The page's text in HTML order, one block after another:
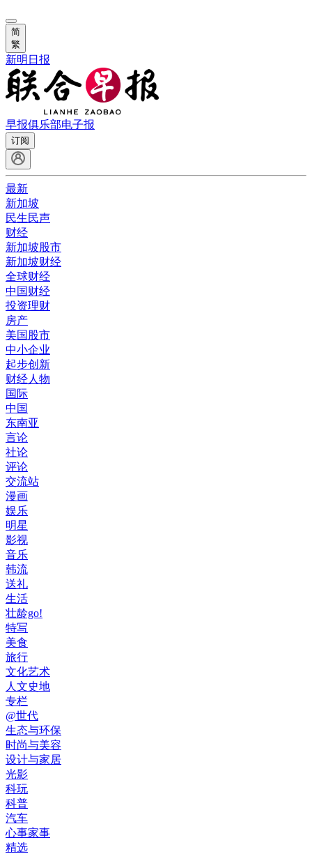
简
繁
新明日报
早报俱乐部电子报
订阅
最新
新加坡
民生民声
财经
新加坡股市
新加坡财经
全球财经
中国财经
投资理财
房产
美国股市
中小企业
起步创新
财经人物
国际
中国
东南亚
言论
社论
评论
交流站
漫画
娱乐
明星
影视
音乐
韩流
送礼
生活
壮龄go!
特写
美食
旅行
文化艺术
人文史地
专栏
@世代
生态与环保
时尚与美容
设计与家居
光影
科玩
科普
汽车
心事家事
精选